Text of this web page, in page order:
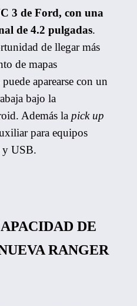
3 de Ford, con una
de 4.2 pulgadas.
de llegar más
de mapas
aparearse con un
bajo la
Además la pick up
para equipos
y USB.
DE
RANGER